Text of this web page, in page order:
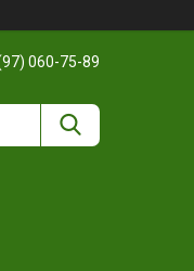
060-75-89